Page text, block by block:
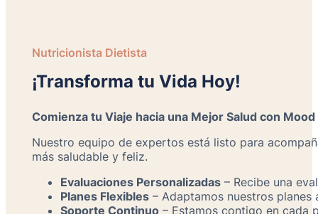
Nutricionista Dietista
¡Transforma tu Vida Hoy!
Comienza tu Viaje hacia una Mejor Salud con Mood
Nuestro equipo de expertos está listo para
más saludable y feliz.
Evaluaciones Personalizadas– Recibe una
Planes Flexibles– Adaptamos nuestros planes
Soporte Continuo– Estamos contigo en cada